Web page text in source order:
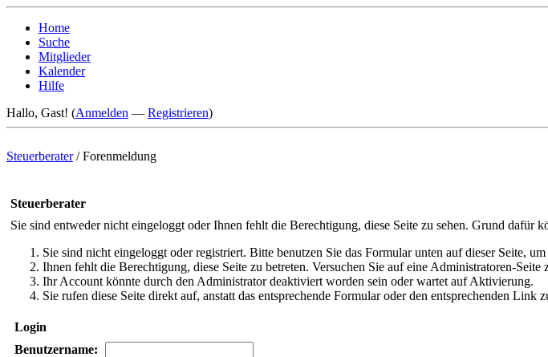
Home
Suche
Mitglieder
Kalender
Hilfe
Hallo, Gast! (Anmelden — Registrieren)
Steuerberater /Forenmeldung
Steuerberater
Sie sind entweder nicht eingeloggt oder Ihnen fehlt die Berechtigung, diese Seite zu sehen. Grund dafür
Sie sind nicht eingeloggt oder registriert. Bitte benutzen Sie das Formular unten auf dieser Seite,
Ihnen fehlt die Berechtigung, diese Seite zu betreten. Versuchen Sie auf eine Administratoren-
Ihr Account könnte durch den Administrator deaktiviert worden sein oder wartet auf Aktivierung.
Sie rufen diese Seite direkt auf, anstatt das entsprechende Formular oder den entsprechenden Link
Login
Benutzername: